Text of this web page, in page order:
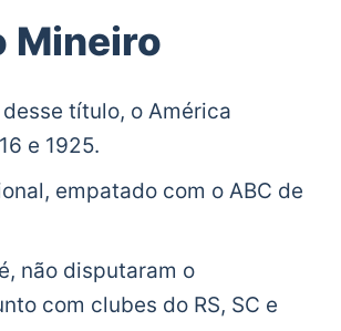
Mineiro
título, o América
e 1925.
empatado com o ABC de
não disputaram o
com clubes do RS, SC e